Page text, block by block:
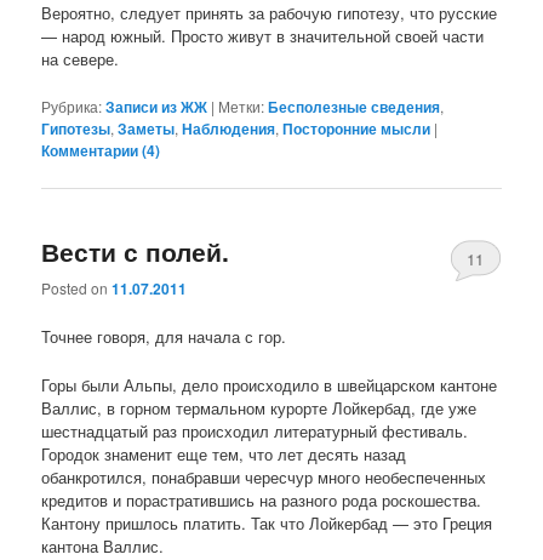
Вероятно, следует принять за рабочую гипотезу, что русские
— народ южный. Просто живут в значительной своей части
на севере.
Рубрика:Записи из ЖЖ | Метки:Бесполезные сведения,
Гипотезы,Заметы,Наблюдения,Посторонние мысли |
Комментарии (4)
Вести с полей.
Posted on11.07.2011
11
Точнее говоря, для начала с гор.
Горы были Альпы, дело происходило в швейцарском кантоне
Валлис, в горном термальном курорте Лойкербад, где уже
шестнадцатый раз происходил литературный фестиваль.
Городок знаменит еще тем, что лет десять назад
обанкротился, понабравши чересчур много необеспеченных
кредитов и порастратившись на разного рода роскошества.
Кантону пришлось платить. Так что Лойкербад — это Греция
кантона Валлис.